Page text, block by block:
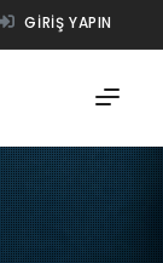
GIRIŞ YAPIN